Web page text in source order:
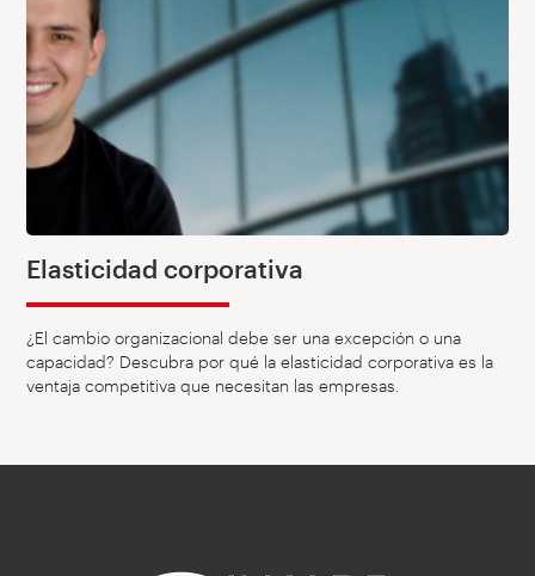
Elasticidad corporativa
¿El cambio organizacional debe ser una excepción o una
capacidad? Descubra por qué la elasticidad corporativa es la
ventaja competitiva que necesitan las empresas.